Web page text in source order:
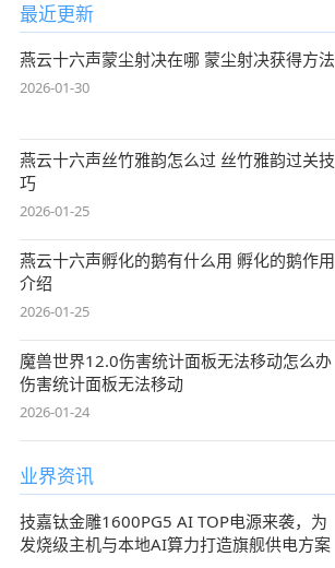
最近更新
燕云十六声蒙尘射决在哪 蒙尘射决获得方法
2026-01-30
燕云十六声丝竹雅韵怎么过 丝竹雅韵过关技
巧
2026-01-25
燕云十六声孵化的鹅有什么用 孵化的鹅作用
介绍
2026-01-25
魔兽世界12.0伤害统计面板无法移动怎么办
伤害统计面板无法移动
2026-01-24
业界资讯
技嘉钛金雕1600PG5 AI TOP电源来袭，为
发烧级主机与本地AI算力打造旗舰供电方案